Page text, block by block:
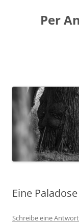
Per
Eine
Schreibe eine Antwort